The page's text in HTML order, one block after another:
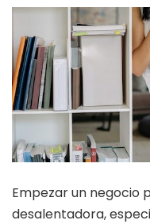
Empezar un negocio
desalentadora,